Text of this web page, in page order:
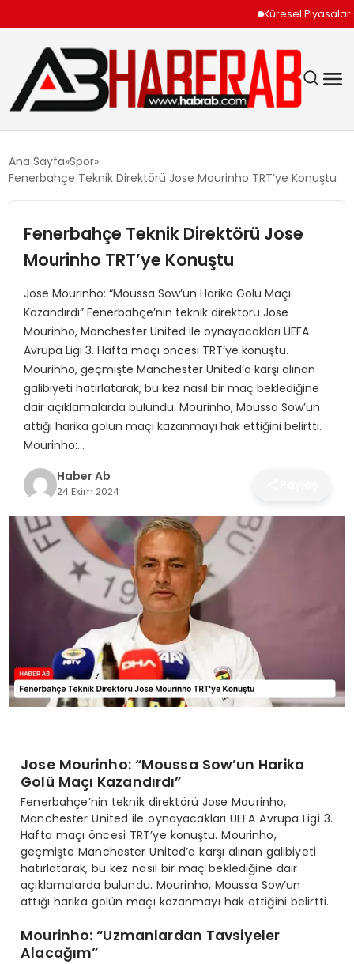
Küresel Piyasalar
SIYASET
SPOR
SAĞLIK
MAGAZIN
YAŞAM
Ana Sayfa Spor
Fenerbahçe Teknik Direktörü Jose Mourinho TRT’ye Konuştu
Fenerbahçe Teknik Direktörü Jose
Mourinho TRT’ye Konuştu
Jose Mourinho: “Moussa Sow’un Harika Golü Maçı
Kazandırdı” Fenerbahçe’nin teknik direktörü Jose
Mourinho, Manchester United ile oynayacakları UEFA
Avrupa Ligi 3. Hafta maçı öncesi TRT’ye konuştu.
Mourinho, geçmişte Manchester United’a karşı alınan
galibiyeti hatırlatarak, bu kez nasıl bir maç beklediğine
dair açıklamalarda bulundu. Mourinho, Moussa Sow’un
attığı harika golün maçı kazanmayı hak ettiğini belirtti.
Mourinho:…
Haber Ab
24 Ekim 2024
Jose Mourinho: “Moussa Sow’un Harika
Golü Maçı Kazandırdı”
Fenerbahçe’nin teknik direktörü Jose Mourinho,
Manchester United ile oynayacakları UEFA Avrupa Ligi 3.
Hafta maçı öncesi TRT’ye konuştu. Mourinho,
geçmişte Manchester United’a karşı alınan galibiyeti
hatırlatarak, bu kez nasıl bir maç beklediğine dair
açıklamalarda bulundu. Mourinho, Moussa Sow’un
attığı harika golün maçı kazanmayı hak ettiğini belirtti.
Mourinho: “Uzmanlardan Tavsiyeler
Alacağım”